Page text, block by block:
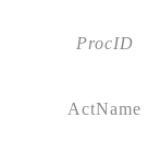
ProcID
ActName